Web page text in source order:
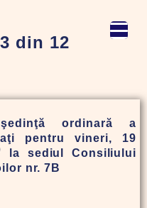
din 12
ordinară a
pentru vineri, 19
la sediul Consiliului
nr. 7B